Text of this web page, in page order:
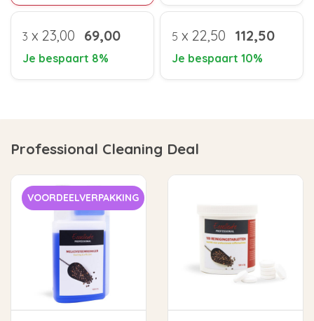
3 x 23,00 69,00
Je bespaart 8%
5 x 22,50 112,50
Je bespaart 10%
Professional Cleaning Deal
VOORDEELVERPAKKING